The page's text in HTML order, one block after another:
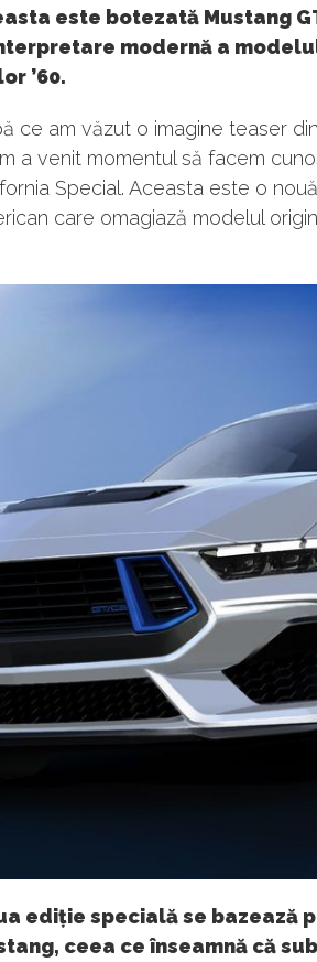
este botezată Mustang
modernă a
’60.
ce am văzut o imagine teaser
a venit momentul să facem
Special. Aceasta este o
care omagiază modelul
ediție specială se bazează
ceea ce înseamnă că